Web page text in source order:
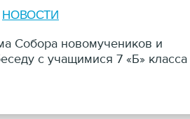
НОВОСТИ
Собора новомучеников и
с учащимися 7 «Б» класса